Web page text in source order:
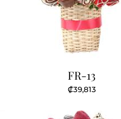
FR-13
₡39,813